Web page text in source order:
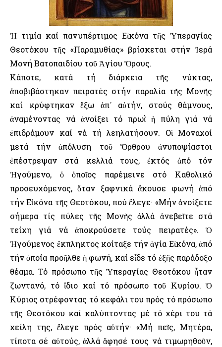
Ἡ τιμία καί πανυπέρτιμος Εἰκόνα τῆς Ὑπεραγίας
Θεοτόκου τῆς «Παραμυθίας» βρίσκεται στήν Ἱερά
Μονή Βατοπαιδίου τοῦ Ἁγίου Ὄρους.
Κάποτε, κατά τή διάρκεια τῆς νύκτας,
ἀποβιβάστηκαν πειρατές στήν παραλία τῆς Μονῆς
καί κρύφτηκαν ἔξω ἀπ᾿ αὐτήν, στούς θάμνους,
ἀναμένοντας νά ἀνοίξει τό πρωῒ ἡ πύλη γιά νά
ἐπιδράμουν καί νά τή λεηλατήσουν. Οἱ Μοναχοί
μετά τήν ἀπόλυση τοῦ Ὄρθρου ἀνυποψίαστοι
ἐπέστρεψαν στά κελλιά τους, ἐκτός ἀπό τόν
Ἡγούμενο, ὁ ὁποῖος παρέμεινε στό Καθολικό
προσευχόμενος, ὅταν ξαφνικά ἄκουσε φωνή ἀπό
τήν Εἰκόνα τῆς Θεοτόκου, πού ἔλεγε· «Μήν ἀνοίξετε
σήμερα τίς πύλες τῆς Μονῆς ἀλλά ἀνεβεῖτε στά
τείχη γιά νά ἀποκρούσετε τούς πειρατές». Ὁ
Ἡγούμενος ἔκπληκτος κοίταξε τήν ἁγία Εἰκόνα, ἀπό
τήν ὁποία προῆλθε ἡ φωνή, καί εἶδε τό ἑξῆς παράδοξο
θέαμα. Τό πρόσωπο τῆς Ὑπεραγίας Θεοτόκου ἦταν
ζωντανό, τό ἴδιο καί τό πρόσωπο τοῦ Κυρίου. Ὁ
Κύριος στρέφοντας τό κεφάλι του πρός τό πρόσωπο
τῆς Θεοτόκου καί καλύπτοντας μέ τό χέρι του τά
χείλη της, ἔλεγε πρός αὐτήν· «Μή πεῖς, Μητέρα,
τίποτα σέ αὐτούς, ἀλλά ἄφησέ τους νά τιμωρηθοῦν,